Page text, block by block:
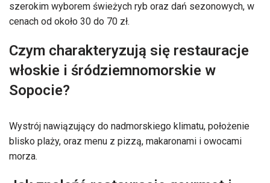
szerokim wyborem świeżych ryb oraz dań sezonowych, w
cenach od około 30 do 70 zł.
Czym charakteryzują się restauracje
włoskie i śródziemnomorskie w
Sopocie?
Wystrój nawiązujący do nadmorskiego klimatu, położenie
blisko plaży, oraz menu z pizzą, makaronami i owocami
morza.